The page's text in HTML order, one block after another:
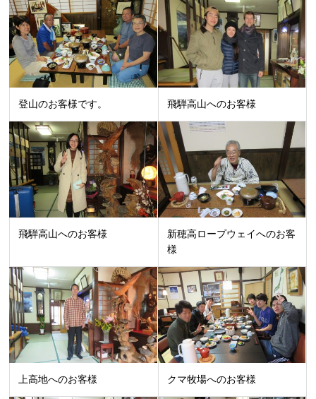
登山のお客様です。 飛騨高山へのお客様
飛騨高山へのお客様
新穂高ロープウェイへのお客
様
上高地へのお客様 クマ牧場へのお客様